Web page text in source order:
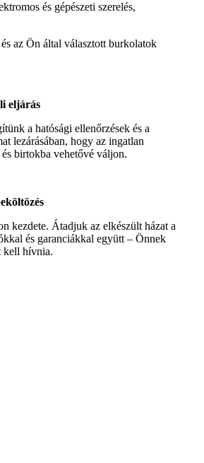
és gépészeti szerelés,
az Ön által választott burkolatok
eljárás
a hatósági ellenőrzések és a
lezárásában, hogy az ingatlan
birtokba vehetővé váljon.
kezdete. Átadjuk az elkészült házat a
és garanciákkal együtt – Önnek
kell hívnia.